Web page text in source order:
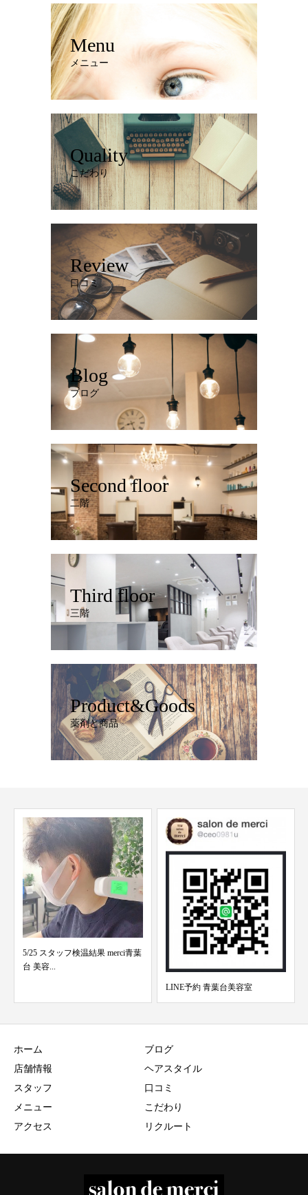
Menu
メニュー
Quality
こだわり
Review
口コミ
Blog
ブログ
Second floor
二階
Third floor
三階
Product&Goods
薬剤と商品
5/25 スタッフ検温結果 merci青葉
台 美容...
LINE予約 青葉台美容室
ホーム
店舗情報
スタッフ
メニュー
アクセス
ブログ
ヘアスタイル
口コミ
こだわり
リクルート